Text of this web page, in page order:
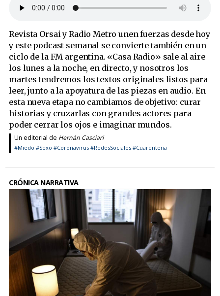
Revista Orsai y Radio Metro unen fuerzas desde hoy
y este podcast semanal se convierte también en un
ciclo de la FM argentina. «Casa Radio» sale al aire
los lunes a la noche, en directo, y nosotros los
martes tendremos los textos originales listos para
leer, junto a la apoyatura de las piezas en audio. En
esta nueva etapa no cambiamos de objetivo: curar
historias y cruzarlas con grandes actores para
poder cerrar los ojos e imaginar mundos.
Un editorial de Hernán Casciari
#Miedo #Sexo #Coronavirus #RedesSociales #Cuarentena
CRÓNICA NARRATIVA